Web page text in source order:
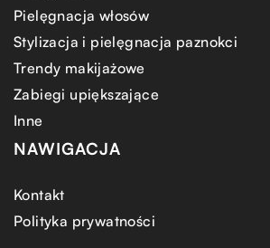
Pielęgnacja włosów
Stylizacja i pielęgnacja paznokci
Trendy makijażowe
Zabiegi upiększające
Inne
NAWIGACJA
Kontakt
Polityka prywatności